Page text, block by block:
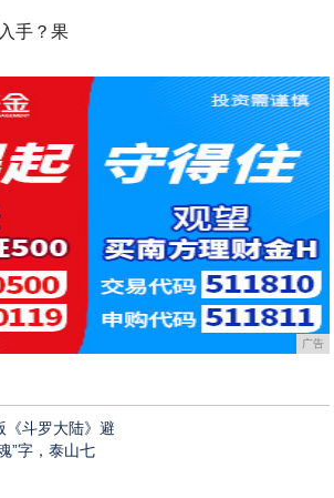
手？果
广告
《斗罗大陆》避
”字，泰山七